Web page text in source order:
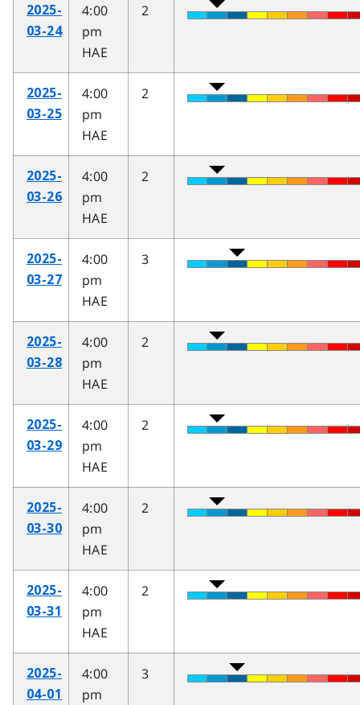
2025-
03-24
4:00
pm
HAE
2
2025-
03-25
4:00
pm
HAE
2
2025-
03-26
4:00
pm
HAE
2
2025-
03-27
4:00
pm
HAE
3
2025-
03-28
4:00
pm
HAE
2
2025-
03-29
4:00
pm
HAE
2
2025-
03-30
4:00
pm
HAE
2
2025-
03-31
4:00
pm
HAE
2
2025-
04-01
4:00
pm
3